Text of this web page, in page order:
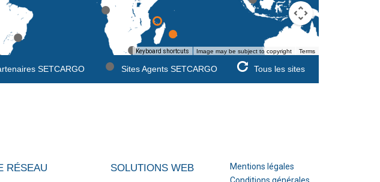
Keyboard shortcuts Image may be subject to copyright Terms
Tous les sites
Sites Agents SETCARGO
SETCARGO
RÉSEAU SOLUTIONS WEB
Mentions légales